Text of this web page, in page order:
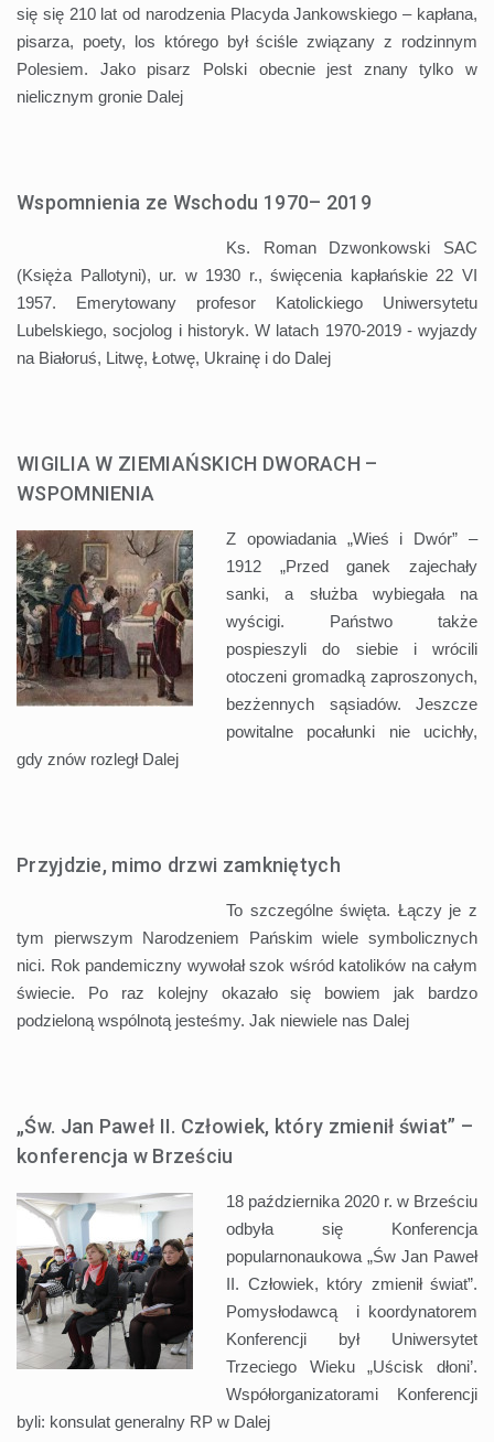
się się 210 lat od narodzenia Placyda Jankowskiego – kapłana,
pisarza, poety, los którego był ściśle związany z rodzinnym
Polesiem. Jako pisarz Polski obecnie jest znany tylko w
nielicznym gronie Dalej
Wspomnienia ze Wschodu 1970– 2019
Ks. Roman Dzwonkowski SAC
(Księża Pallotyni), ur. w 1930 r., święcenia kapłańskie 22 VI
1957. Emerytowany profesor Katolickiego Uniwersytetu
Lubelskiego, socjolog i historyk. W latach 1970-2019 - wyjazdy
na Białoruś, Litwę, Łotwę, Ukrainę i do Dalej
WIGILIA W ZIEMIAŃSKICH DWORACH –
WSPOMNIENIA
Z opowiadania „Wieś i Dwór” –
1912 „Przed ganek zajechały
sanki, a służba wybiegała na
wyścigi. Państwo także
pospieszyli do siebie i wrócili
otoczeni gromadką zaproszonych,
bezżennych sąsiadów. Jeszcze
powitalne pocałunki nie ucichły,
gdy znów rozległ Dalej
Przyjdzie, mimo drzwi zamkniętych
To szczególne święta. Łączy je z
tym pierwszym Narodzeniem Pańskim wiele symbolicznych
nici. Rok pandemiczny wywołał szok wśród katolików na całym
świecie. Po raz kolejny okazało się bowiem jak bardzo
podzieloną wspólnotą jesteśmy. Jak niewiele nas Dalej
„Św. Jan Paweł II. Człowiek, który zmienił świat” –
konferencja w Brześciu
18 października 2020 r. w Brześciu
odbyła się Konferencja
popularnonaukowa „Św Jan Paweł
II. Człowiek, który zmienił świat”.
Pomysłodawcą i koordynatorem
Konferencji był Uniwersytet
Trzeciego Wieku „Uścisk dłoni’.
Współorganizatorami Konferencji
byli: konsulat generalny RP w Dalej